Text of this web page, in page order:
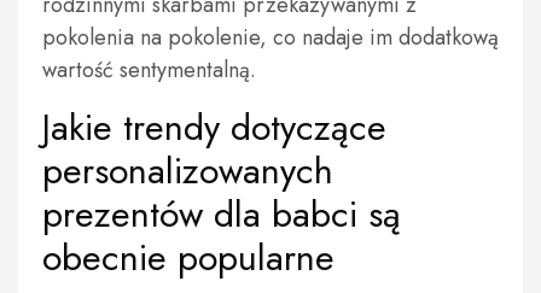
pokolenia na pokolenie, co nadaje im dodatkową
wartość sentymentalną.
Jakie trendy dotyczące
personalizowanych
prezentów dla babci są
obecnie popularne